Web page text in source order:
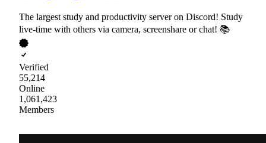
The largest study and productivity server on Discord! Study
live-time with others via camera, screenshare or chat! 📚
Verified
55,214
Online
1,061,423
Members